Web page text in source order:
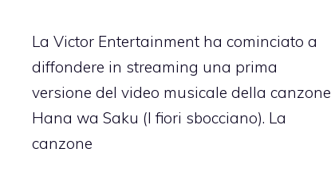
La Victor Entertainment ha cominciato a
diffondere in streaming una prima
versione del video musicale della canzone
Hana wa Saku (I fiori sbocciano). La
canzone